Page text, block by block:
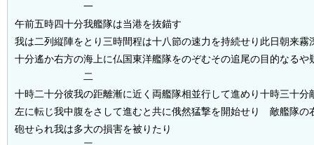
一
午前五時四十分我艦隊は当港を抜錨す
我は二列縦陣をとり三時間程は十八節の速力を持続せり此日朝来
十分遙か右方の海上に仏国東洋艦隊をのぞむその追尾の目的なるや
二
十時二十分彼我の距離漸に近く両艦隊相並行して進めり十時三十分
左に転じ我中腹をさして進むと共に俄然猛撃を開始せり 敵艦隊の
砲せられ我は多大の損害を被りたり